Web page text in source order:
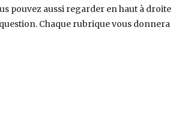
pouvez aussi regarder en haut à droite
Chaque rubrique vous donnera